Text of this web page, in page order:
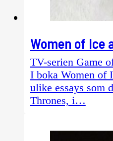
Women of Ice
TV-serien Game
I boka Women of
ulike essays som
Thrones, i…